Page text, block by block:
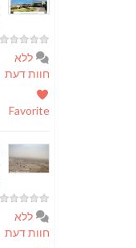
ללא
חוות דעת
Favorite
ללא
חוות דעת